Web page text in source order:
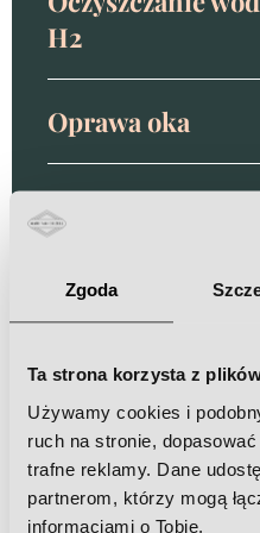
Zgoda
Ta strona korzysta z
Używamy cookies i
ruch na stronie,
trafne reklamy. Dane
partnerom, którzy mogą
informacjami o Tobie.
H2
Oprawa oka
Osocze
Peelingi
Plazma azotowa
PRO XN